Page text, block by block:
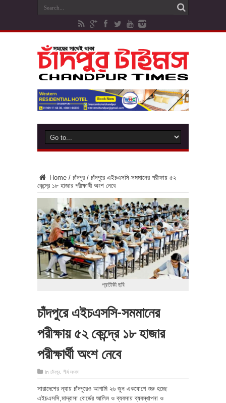
Home / চাঁদপুর / চাঁদপুরে এইচএসসি-সমমানের পরীক্ষায় ৫২
কেন্দ্রে ১৮ হাজার পরীক্ষার্থী অংশ নেবে
প্রতীকী ছবি
চাঁদপুরে এইচএসসি-সমমানের
পরীক্ষায় ৫২ কেন্দ্রে ১৮ হাজার
পরীক্ষার্থী অংশ নেবে
in চাঁদপুর শীর্ষ সংবাদ
সারাদেশের ন্যায় চাঁদপুরেও আগামি ২৬ জুন একযোগে শুরু হচ্ছে
এইচএসসি,মাদ্রাসা বোর্ডের আলিম ও ব্যবসায় ব্যবস্থাপনা ও